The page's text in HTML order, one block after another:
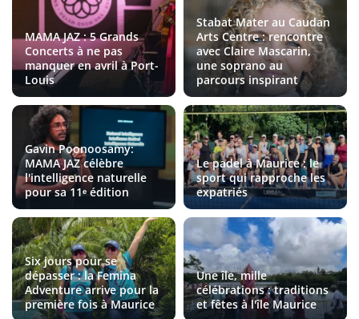
MAMA JAZ : 5 Grands
Concerts à ne pas
manquer en avril à Port-
Louis
Stabat Mater au Caudan
Arts Centre : rencontre
avec Claire Mascarin,
une soprano au
parcours inspirant
Gavin Poonoosamy:
MAMA JAZ célèbre
l'intelligence naturelle
pour sa 11ᵉ édition
Le padel à Maurice : le
sport qui rapproche les
expatriés
Six jours pour se
dépasser : la Femina
Adventure arrive pour la
première fois à Maurice
Une île, mille
célébrations : traditions
et fêtes à l'île Maurice